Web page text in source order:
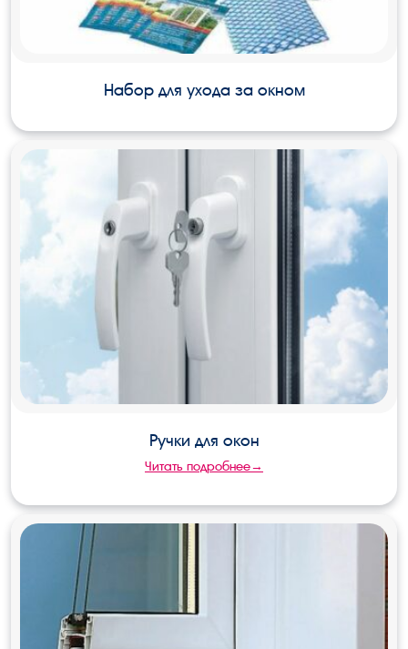
Набор для ухода за окном
Ручки для окон
Читать подробнее→